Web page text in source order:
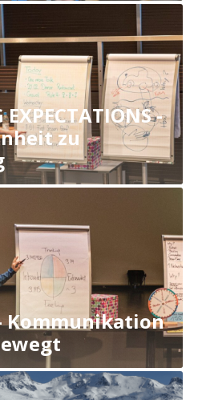
EXPECTATIONS -
zu
Kommunikation